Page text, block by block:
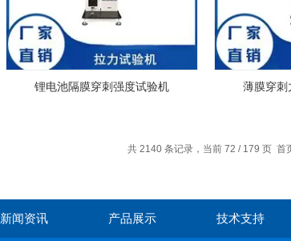
锂电池隔膜穿刺强度试验机 薄膜穿刺
共 2140 条记录，当前 72 / 179 页 首
新闻资讯 产品展示 技术支持